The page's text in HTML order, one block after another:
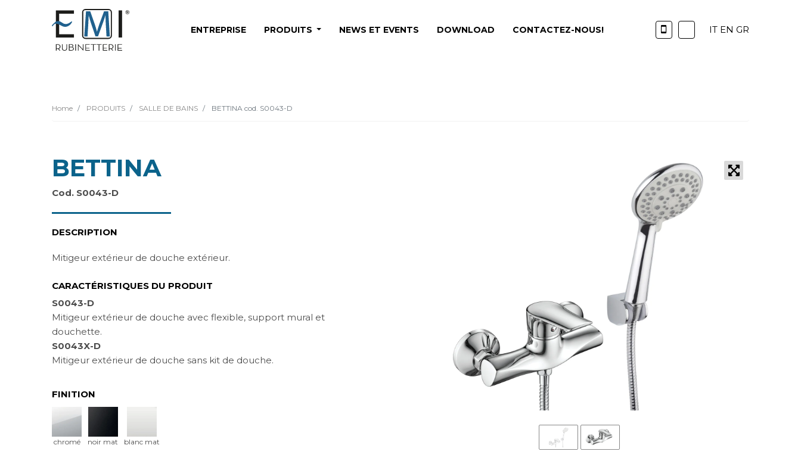
ENTREPRISE PRODUITS NEWS ET EVENTS DOWNLOAD CONTACTEZ-NOUS! IT EN GR
Home PRODUITS SALLE DE BAINS BETTINA cod. S0043-D
BETTINA
Cod. S0043-D
DESCRIPTION
Mitigeur extérieur de douche extérieur.
CARACTÉRISTIQUES DU PRODUIT
S0043-D
Mitigeur extérieur de douche avec flexible, support mural et
douchette.
S0043X-D
Mitigeur extérieur de douche sans kit de douche.
FINITION
chromé noir mat blanc mat